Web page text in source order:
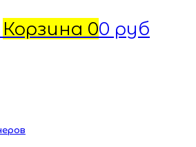
Корзина 00 руб